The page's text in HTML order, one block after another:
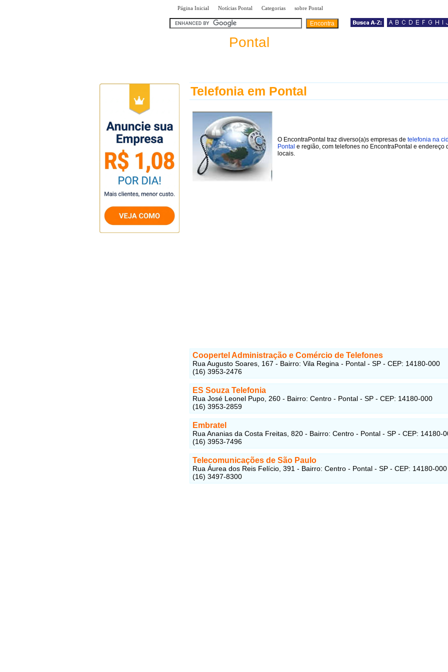
Página Inicial Notícias Pontal Categorias sobre Pontal
Pontal
Telefonia em Pontal
O EncontraPontal traz diverso(a)s empresas de telefonia na
Pontal e região, com telefones no EncontraPontal e endereço
locais.
Coopertel Administração e Comércio de Telefones
Rua Augusto Soares, 167 - Bairro: Vila Regina - Pontal - SP - CEP: 14180-000
(16) 3953-2476 ‎
ES Souza Telefonia
Rua José Leonel Pupo, 260 - Bairro: Centro - Pontal - SP - CEP: 14180-000
(16) 3953-2859
Embratel
Rua Ananias da Costa Freitas, 820 - Bairro: Centro - Pontal - SP - CEP: 14180-
(16) 3953-7496
Telecomunicações de São Paulo
Rua Áurea dos Reis Felício, 391 - Bairro: Centro - Pontal - SP - CEP: 14180-000
(16) 3497-8300